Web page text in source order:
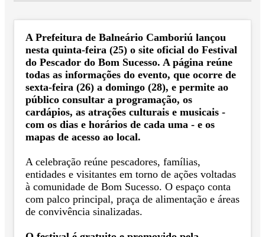
A Prefeitura de Balneário Camboriú lançou
nesta quinta-feira (25) o site oficial do Festival
do Pescador do Bom Sucesso. A página reúne
todas as informações do evento, que ocorre de
sexta-feira (26) a domingo (28), e permite ao
público consultar a programação, os
cardápios, as atrações culturais e musicais -
com os dias e horários de cada uma - e os
mapas de acesso ao local.
A celebração reúne pescadores, famílias,
entidades e visitantes em torno de ações voltadas
à comunidade de Bom Sucesso. O espaço conta
com palco principal, praça de alimentação e áreas
de convivência sinalizadas.